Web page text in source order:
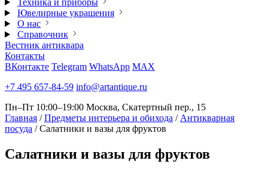
Техника и приборы
Ювелирные украшения
О нас
Справочник
Вестник антиквара
Контакты
ВКонтакте Telegram WhatsApp MAX
+7 495 657-84-59 info@artantique.ru
Пн–Пт 10:00–19:00 Москва, Скатертный пер., 15
Главная / Предметы интерьера и обихода / Антикварная
посуда / Салатники и вазы для фруктов
Салатники и вазы для фруктов